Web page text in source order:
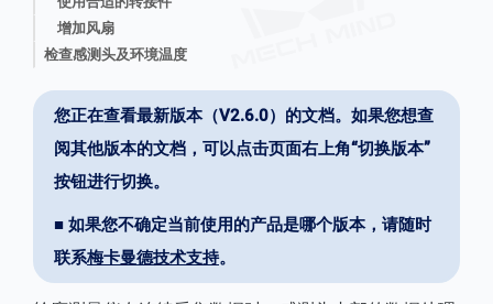
增加风扇
检查感测头及环境温度
您正在查看最新版本（V2.6.0）的文档。如果您想查
阅其他版本的文档，可以点击页面右上角“切换版本”
按钮进行切换。
■ 如果您不确定当前使用的产品是哪个版本，请随时
联系梅卡曼德技术支持。